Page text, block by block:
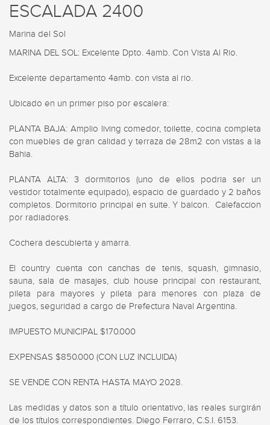
ESCALADA 2400
Marina del Sol
MARINA DEL SOL: Excelente Dpto. 4amb. Con Vista Al Rio.
Excelente departamento 4amb. con vista al rio.
Ubicado en un primer piso por escalera:
PLANTA BAJA: Amplio living comedor, toilette, cocina completa
con muebles de gran calidad y terraza de 28m2 con vistas a la
Bahia.
PLANTA ALTA: 3 dormitorios (uno de ellos podria ser un
vestidor totalmente equipado), espacio de guardado y 2 baños
completos. Dormitorio principal en suite. Y balcon.  Calefaccion
por radiadores.
Cochera descubierta y amarra.
El country cuenta con canchas de tenis, squash, gimnasio,
sauna, sala de masajes, club house principal con restaurant,
pileta para mayores y pileta para menores con plaza de
juegos, seguridad a cargo de Prefectura Naval Argentina.
IMPUESTO MUNICIPAL $170.000
EXPENSAS $850.000 (CON LUZ INCLUIDA)
SE VENDE CON RENTA HASTA MAYO 2028.
Las medidas y datos son a título orientativo, las reales surgirán
de los títulos correspondientes. Diego Ferraro, C.S.I. 6153.